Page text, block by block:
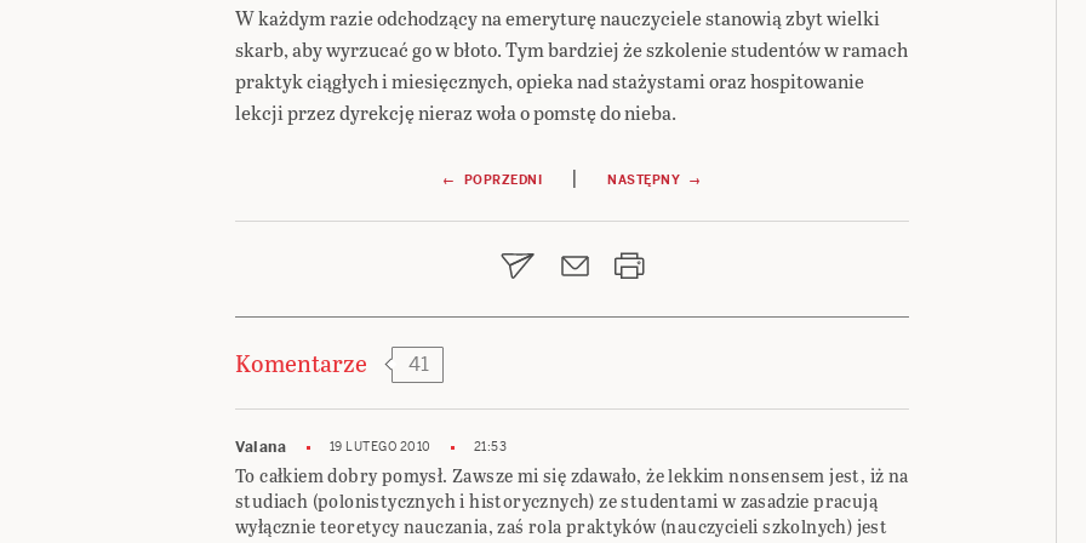
W każdym razie odchodzący na emeryturę nauczyciele stanowią zbyt wielki
skarb, aby wyrzucać go w błoto. Tym bardziej że szkolenie studentów w ramach
praktyk ciągłych i miesięcznych, opieka nad stażystami oraz hospitowanie
lekcji przez dyrekcję nieraz woła o pomstę do nieba.
wpisu
← POPRZEDNI | NASTĘPNY →
Komentarze 41
Valana 19 LUTEGO 2010 21:53
To całkiem dobry pomysł. Zawsze mi się zdawało, że lekkim nonsensem jest, iż na
studiach (polonistycznych i historycznych) ze studentami w zasadzie pracują
wyłącznie teoretycy nauczania, zaś rola praktyków (nauczycieli szkolnych) jest